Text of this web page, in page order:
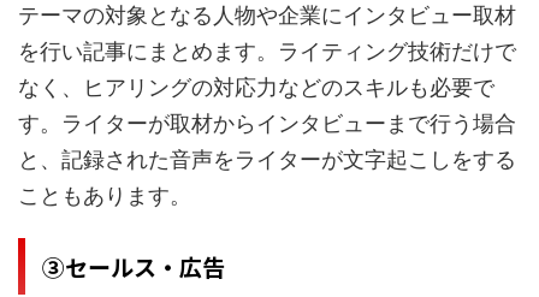
テーマの対象となる人物や企業にインタビュー取材
を行い記事にまとめます。ライティング技術だけで
なく、ヒアリングの対応力などのスキルも必要で
す。ライターが取材からインタビューまで行う場合
と、記録された音声をライターが文字起こしをする
こともあります。
③セールス・広告